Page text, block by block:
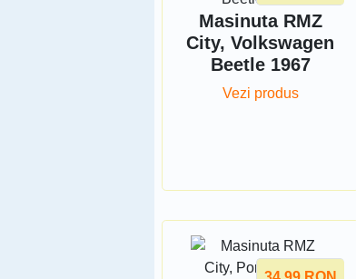
Masinuta RMZ
City, Volkswagen
Beetle 1967
Vezi produs